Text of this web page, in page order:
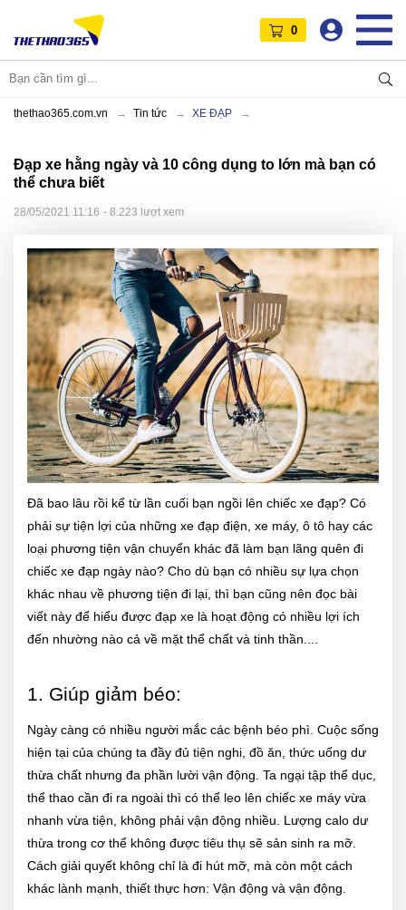
0
thethao365.com.vn Tin tức XE ĐẠP
Đạp xe hằng ngày và 10 công dụng to lớn mà bạn có
thể chưa biết
28/05/2021 11:16 - 8.223 lượt xem
Đã bao lâu rồi kể từ lần cuối bạn ngồi lên chiếc xe đạp? Có
phải sự tiện lợi của những xe đạp điện, xe máy, ô tô hay các
loại phương tiện vận chuyển khác đã làm bạn lãng quên đi
chiếc xe đạp ngày nào? Cho dù bạn có nhiều sự lựa chọn
khác nhau về phương tiện đi lại, thì bạn cũng nên đọc bài
viết này để hiểu được đạp xe là hoạt động có nhiều lợi ích
đến nhường nào cả về mặt thể chất và tinh thần....
1. Giúp giảm béo:
Ngày càng có nhiều người mắc các bệnh béo phì. Cuộc sống
hiện tại của chúng ta đầy đủ tiện nghi, đồ ăn, thức uống dư
thừa chất nhưng đa phần lười vận động. Ta ngại tập thể dục,
thể thao cần đi ra ngoài thì có thể leo lên chiếc xe máy vừa
nhanh vừa tiện, không phải vận động nhiều. Lượng calo dư
thừa trong cơ thể không được tiêu thụ sẽ sản sinh ra mỡ.
Cách giải quyết không chỉ là đi hút mỡ, mà còn một cách
khác lành mạnh, thiết thực hơn: Vận động và vận động.